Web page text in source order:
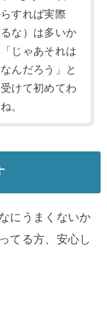
すれば実際
な）は多いか
じゃあそれは
んだろう」と
けて初めてわ
。
にうまくないか
てる方、安心し